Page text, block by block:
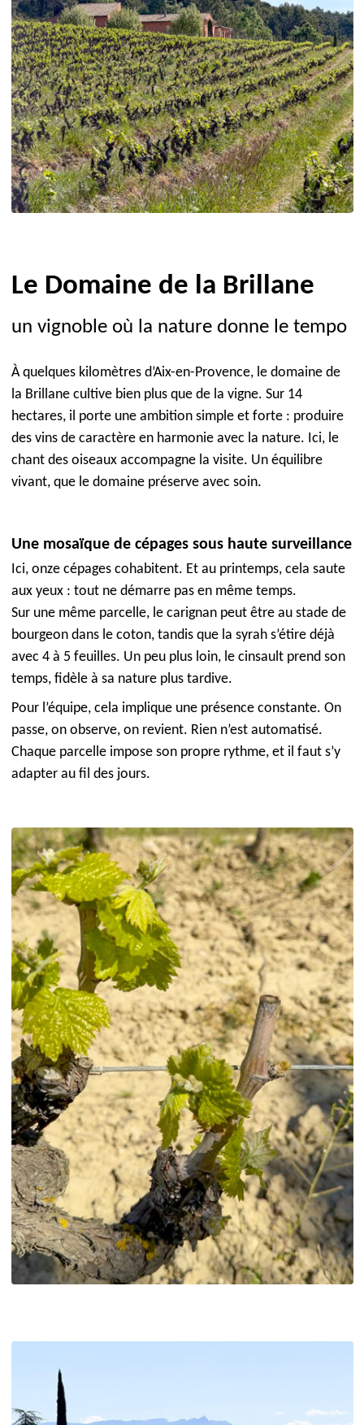
Le Domaine de la Brillane
un vignoble où la nature donne le tempo
À quelques kilomètres d’Aix-en-Provence, le domaine de
la Brillane cultive bien plus que de la vigne. Sur 14
hectares, il porte une ambition simple et forte : produire
des vins de caractère en harmonie avec la nature. Ici, le
chant des oiseaux accompagne la visite. Un équilibre
vivant, que le domaine préserve avec soin.
Une mosaïque de cépages sous haute surveillance
Ici, onze cépages cohabitent. Et au printemps, cela saute
aux yeux : tout ne démarre pas en même temps.
Sur une même parcelle, le carignan peut être au stade de
bourgeon dans le coton, tandis que la syrah s’étire déjà
avec 4 à 5 feuilles. Un peu plus loin, le cinsault prend son
temps, fidèle à sa nature plus tardive.
Pour l’équipe, cela implique une présence constante. On
passe, on observe, on revient. Rien n’est automatisé.
Chaque parcelle impose son propre rythme, et il faut s’y
adapter au fil des jours.